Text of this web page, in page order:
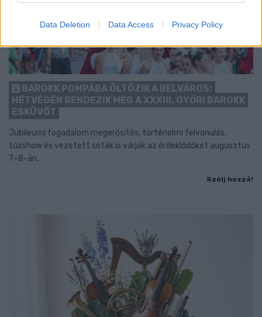
Data Deletion Data Access Privacy Policy
BAROKK POMPÁBA ÖLTÖZIK A BELVÁROS:
HÉTVÉGÉN RENDEZIK MEG A XXXIII. GYŐRI BAROKK
ESKÜVŐT
Jubileumi fogadalom megerősítés, történelmi felvonulás,
tűzshow és vezetett séták is várják az érdeklődőket augusztus
7–8-án.
Szólj hozzá!